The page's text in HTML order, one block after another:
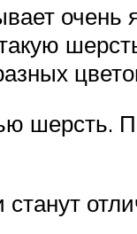
очень
шерсть.
станут